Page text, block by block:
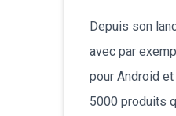
Depuis son
avec par
pour Android
5000 produits